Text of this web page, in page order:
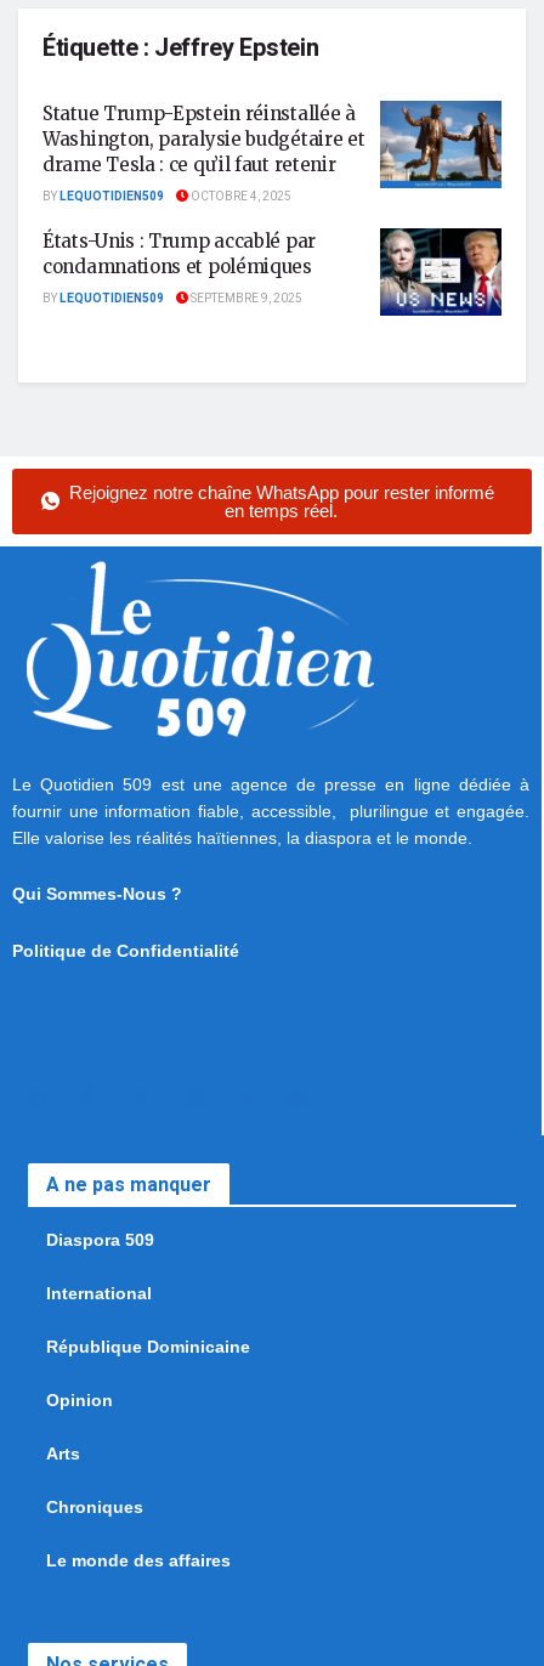
Étiquette : Jeffrey Epstein
Statue Trump-Epstein réinstallée à
Washington, paralysie budgétaire et
drame Tesla : ce qu’il faut retenir
BYLEQUOTIDIEN509 OCTOBRE 4, 2025
États-Unis : Trump accablé par
condamnations et polémiques
BYLEQUOTIDIEN509 SEPTEMBRE 9, 2025
Rejoignez notre chaîne WhatsApp pour rester informé
en temps réel.
Le Quotidien 509 est une agence de presse en ligne dédiée à
fournir une information fiable, accessible, plurilingue et engagée.
Elle valorise les réalités haïtiennes, la diaspora et le monde.
Qui Sommes-Nous ?
Politique de Confidentialité
A ne pas manquer
Diaspora 509
International
République Dominicaine
Opinion
Arts
Chroniques
Le monde des affaires